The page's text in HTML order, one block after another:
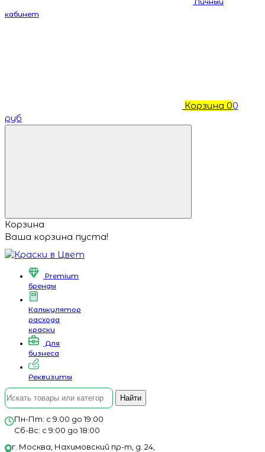
кабинет
Корзина 00
руб
Корзина
Ваша корзина пуста!
Premium
бренды
Калькулятор
расхода
краски
Для
бизнеса
Реквизиты
Найти
Пн-Пт: с 9:00 до 19:00
Сб-Вс: с 9:00 до 18:00
г. Москва, Нахимовский пр-т, д. 24,